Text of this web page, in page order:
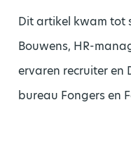
Dit artikel kwam tot
Bouwens, HR-
ervaren recruiter en
bureau Fongers en